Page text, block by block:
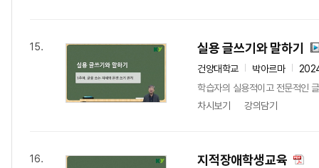
15. 실용 글쓰기와 말하기
건양대학교 박아르마
학습자의 실용적이고 전문적인
차시보기
강의담기
16. 지적장애학생교육